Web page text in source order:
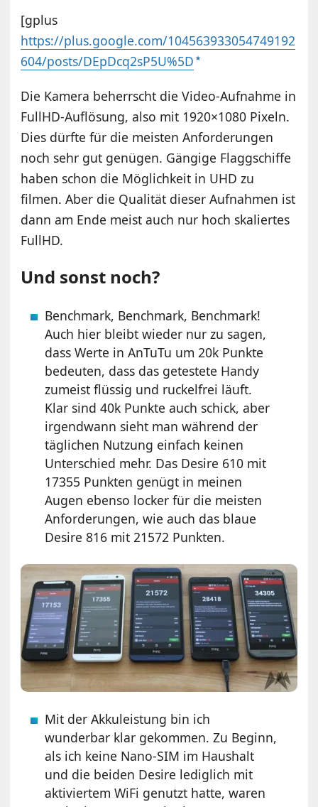
[gplus
https://plus.google.com/104563933054749192
604/posts/DEpDcq2sP5U%5D
Die Kamera beherrscht die Video-Aufnahme in
FullHD-Auflösung, also mit 1920×1080 Pixeln.
Dies dürfte für die meisten Anforderungen
noch sehr gut genügen. Gängige Flaggschiffe
haben schon die Möglichkeit in UHD zu
filmen. Aber die Qualität dieser Aufnahmen ist
dann am Ende meist auch nur hoch skaliertes
FullHD.
Und sonst noch?
Benchmark, Benchmark, Benchmark!
Auch hier bleibt wieder nur zu sagen,
dass Werte in AnTuTu um 20k Punkte
bedeuten, dass das getestete Handy
zumeist flüssig und ruckelfrei läuft.
Klar sind 40k Punkte auch schick, aber
irgendwann sieht man während der
täglichen Nutzung einfach keinen
Unterschied mehr. Das Desire 610 mit
17355 Punkten genügt in meinen
Augen ebenso locker für die meisten
Anforderungen, wie auch das blaue
Desire 816 mit 21572 Punkten.
Mit der Akkuleistung bin ich
wunderbar klar gekommen. Zu Beginn,
als ich keine Nano-SIM im Haushalt
und die beiden Desire lediglich mit
aktiviertem WiFi genutzt hatte, waren